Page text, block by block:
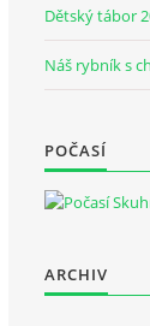
Dětský tábor
Náš rybník s
POČASÍ
ARCHIV